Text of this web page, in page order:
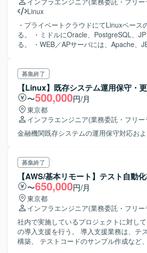
Linux
・プライベートクラウドにてLinuxベース
る。 ・ミドルにOracle、PostgreSQL、
る。 ・WEB／APサーバには、Apache、
募集終了
【Linux】既存システム運用保守・
〜500,000円/月
東京都
インフラエンジニア(業務委託・フリー
金融機関既存システムの運用保守対応お
募集終了
【AWS/基本リモート】テスト自動
〜650,000円/月
東京都
インフラエンジニア(業務委託・フリー
社内で実施しているプロジェクトに対し
の導入支援を行う。 導入支援業務は、テ
構築、 テストコードのサンプル作成など